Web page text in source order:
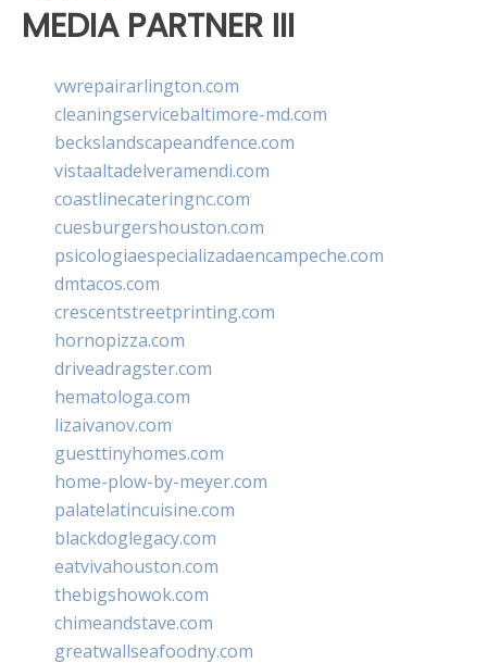
MEDIA PARTNER III
vwrepairarlington.com
cleaningservicebaltimore-md.com
beckslandscapeandfence.com
vistaaltadelveramendi.com
coastlinecateringnc.com
cuesburgershouston.com
psicologiaespecializadaencampeche.com
dmtacos.com
crescentstreetprinting.com
hornopizza.com
driveadragster.com
hematologa.com
lizaivanov.com
guesttinyhomes.com
home-plow-by-meyer.com
palatelatincuisine.com
blackdoglegacy.com
eatvivahouston.com
thebigshowok.com
chimeandstave.com
greatwallseafoodny.com